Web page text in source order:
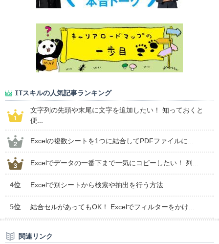
ITスキルの人気記事ランキング
文字列の先頭や末尾に文字を追加したい！ 知っておくと
便...
Excelの複数シートを1つに結合してPDFファイルに...
Excelでデータの一番下まで一気にコピーしたい！ 列...
4位 Excelで別シートから検索や抽出を行う方法
5位 結合セルがあってもOK！ Excelでフィルターをかけ...
関連リンク